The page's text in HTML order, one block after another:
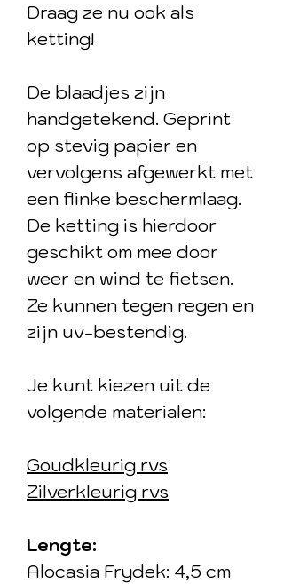
Draag ze nu ook als
ketting!
De blaadjes zijn
handgetekend. Geprint
op stevig papier en
vervolgens afgewerkt met
een flinke beschermlaag.
De ketting is hierdoor
geschikt om mee door
weer en wind te fietsen.
Ze kunnen tegen regen en
zijn uv-bestendig.
Je kunt kiezen uit de
volgende materialen:
Goudkleurig rvs
Zilverkleurig rvs
Lengte:
Alocasia Frydek: 4,5 cm